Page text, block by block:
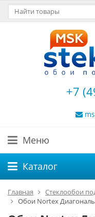
+7
Меню
Каталог
Главная Стеклообои
Обои Nortex